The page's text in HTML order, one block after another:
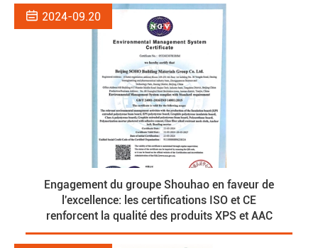
 2024-09.20
Engagement du groupe Shouhao en faveur de
l'excellence: les certifications ISO et CE
renforcent la qualité des produits XPS et AAC